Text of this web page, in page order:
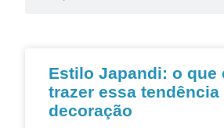
Escolha o seu!
Estilo Japandi: o que
trazer essa tendência
decoração